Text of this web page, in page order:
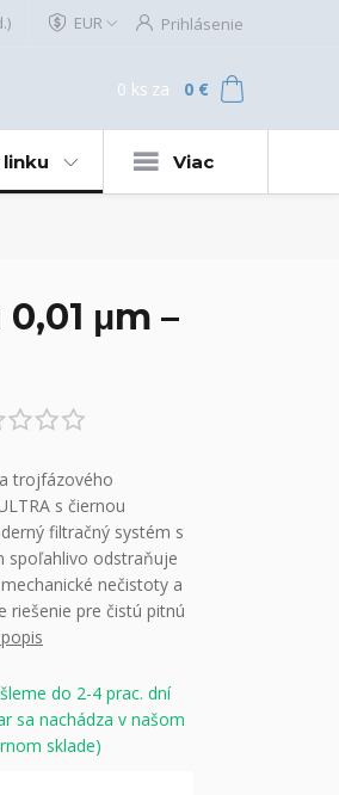
EUR Prihlásenie
0 ks za 0 €
Viac
μm –
trojfázového
s čiernou
filtračný systém s
spoľahlivo odstraňuje
nečistoty a
riešenie pre čistú pitnú
do 2-4 prac. dní
sa nachádza v našom
sklade)